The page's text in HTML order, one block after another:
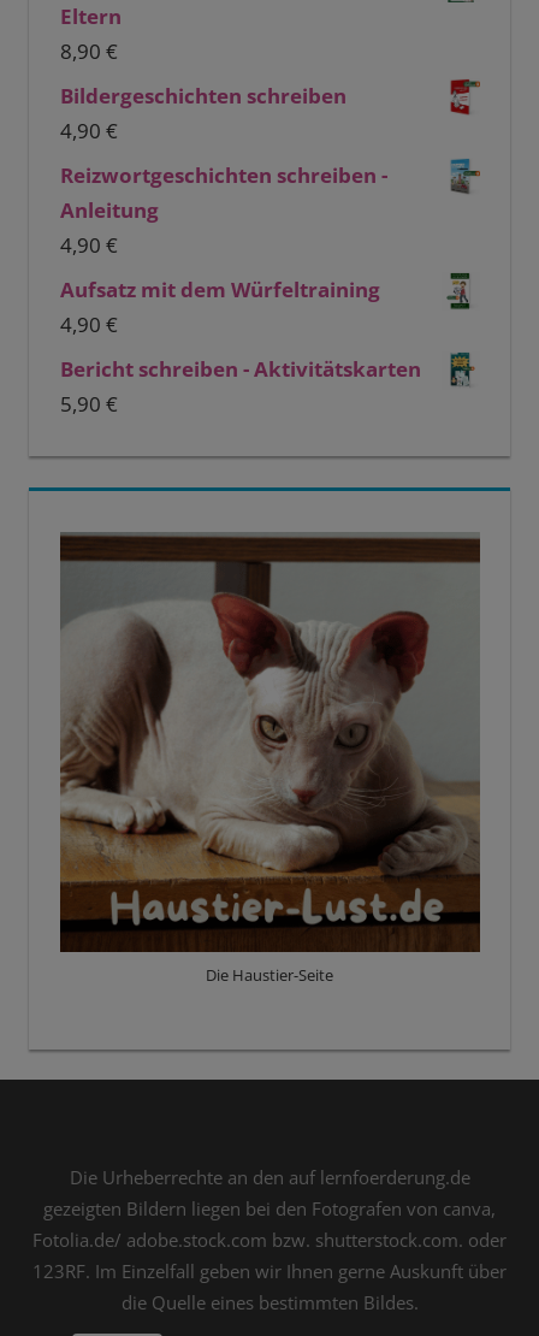
Eltern
8,90 €
Bildergeschichten schreiben
4,90 €
Reizwortgeschichten schreiben -
Anleitung
4,90 €
Aufsatz mit dem Würfeltraining
4,90 €
Bericht schreiben - Aktivitätskarten
5,90 €
Die Haustier-Seite
Die Urheberrechte an den auf lernfoerderung.de
gezeigten Bildern liegen bei den Fotografen von canva,
Fotolia.de/ adobe.stock.com bzw. shutterstock.com. oder
123RF. Im Einzelfall geben wir Ihnen gerne Auskunft über
die Quelle eines bestimmten Bildes.